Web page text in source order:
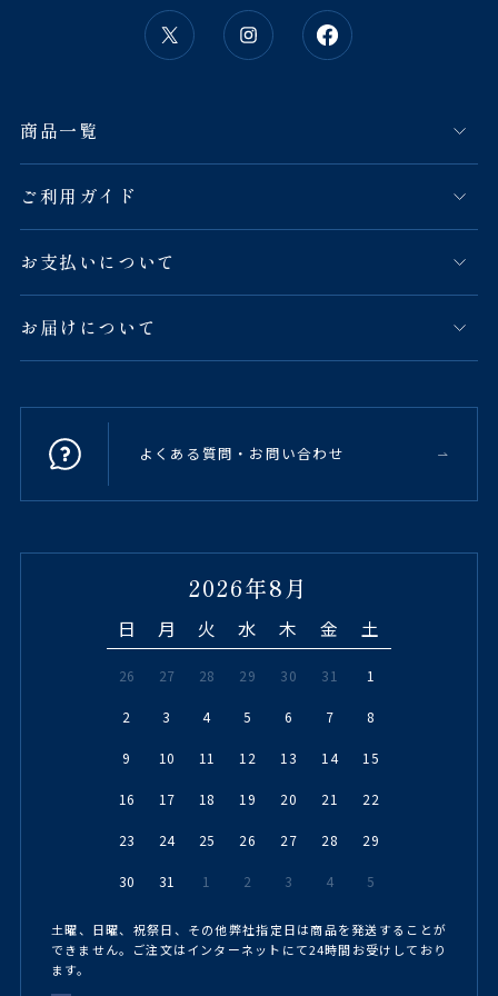
商品一覧
ご利用ガイド
お支払いについて
お届けについて
よくある質問・お問い合わせ
2026年8月
日 月 火 水 木 金 土
26 27 28 29 30 31 1
2 3 4 5 6 7 8
9 10 11 12 13 14 15
16 17 18 19 20 21 22
23 24 25 26 27 28 29
30 31 1 2 3 4 5
土曜、日曜、祝祭日、その他弊社指定日は商品を発送することが
できません。ご注文はインターネットにて24時間お受けしており
ます。